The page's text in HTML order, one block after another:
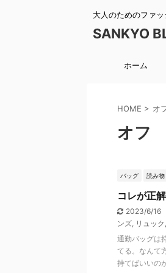
大人のためのファッ
SANKYO
ホーム
HOME > オ
オフ
バッグ 読み物
コレが正
2023/6/16
ンズ, リュック ,
通勤バッグは
てる。なんて
持てばいいの